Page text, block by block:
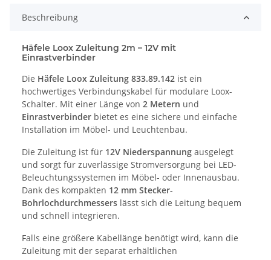
Beschreibung
Häfele Loox Zuleitung 2m – 12V mit
Einrastverbinder
Die Häfele Loox Zuleitung 833.89.142 ist ein
hochwertiges Verbindungskabel für modulare Loox-
Schalter. Mit einer Länge von 2 Metern und
Einrastverbinder bietet es eine sichere und einfache
Installation im Möbel- und Leuchtenbau.
Die Zuleitung ist für 12V Niederspannung ausgelegt
und sorgt für zuverlässige Stromversorgung bei LED-
Beleuchtungssystemen im Möbel- oder Innenausbau.
Dank des kompakten 12 mm Stecker-
Bohrlochdurchmessers lässt sich die Leitung bequem
und schnell integrieren.
Falls eine größere Kabellänge benötigt wird, kann die
Zuleitung mit der separat erhältlichen